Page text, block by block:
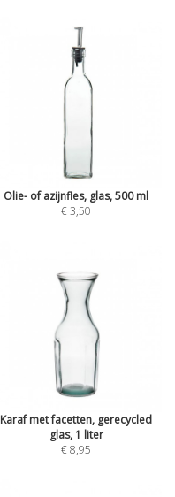
Olie- of azijnfles, glas, 500 ml
€ 3,50
Karaf met facetten, gerecycled
glas, 1 liter
€ 8,95